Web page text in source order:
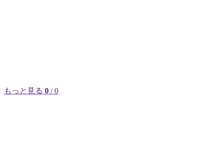
もっと見る 0 / 0